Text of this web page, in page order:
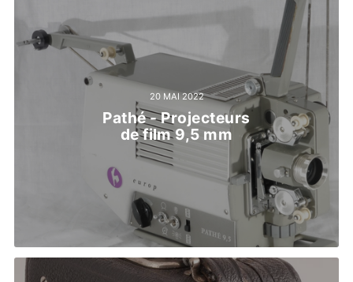
20 MAI 2022
Pathé - Projecteurs
de film 9,5 mm